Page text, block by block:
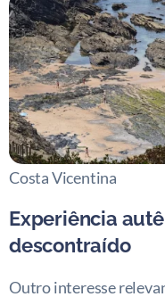
Costa Vicentina
Experiência
descontraído
Outro interesse